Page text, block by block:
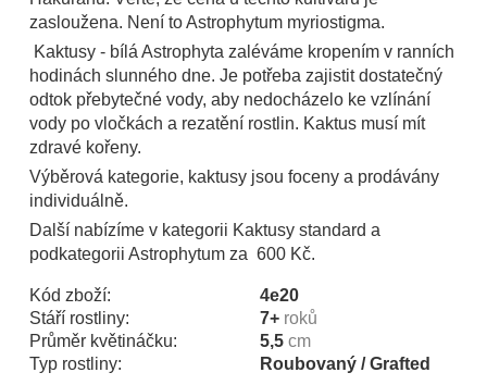
zasloužena. Není to Astrophytum myriostigma.
Kaktusy - bílá Astrophyta zaléváme kropením v ranních
hodinách slunného dne. Je potřeba zajistit dostatečný
odtok přebytečné vody, aby nedocházelo ke vzlínání
vody po vločkách a rezatění rostlin. Kaktus musí mít
zdravé kořeny.
Výběrová kategorie, kaktusy jsou foceny a prodávány
individuálně.
Další nabízíme v kategorii Kaktusy standard a
podkategorii Astrophytum za 600 Kč.
Kód zboží:
4e20
Stáří rostliny:
7+ roků
Průměr květináčku:
5,5 cm
Typ rostliny:
Roubovaný / Grafted